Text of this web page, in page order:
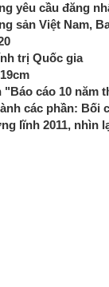
yêu cầu đăng
sản Việt Nam,
trị Quốc gia
"Báo cáo 10 năm
các phần: Bối
lĩnh 2011, nhìn